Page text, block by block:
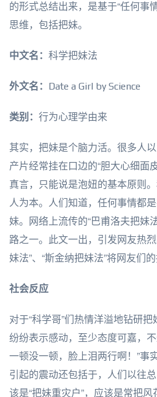
的形式总结出来，是基于“任何事
思维，包括把妹。
中文名： 科学把妹法
外文名： Date a Girl by Science
类别： 行为心理学由来
其实，把妹是个脑力活。很多人
产片经常挂在口边的“胆大心细面
真言，只能说是泡妞的基本原则
人为本。人们知道，任何事情都
妹。网络上流传的“巴甫洛夫把妹
路之一。此文一出，引发网友热
妹法”、“斯金纳把妹法”将网友们
社会反应
对于“科学哥”们热情洋溢地钻研把
纷纷表示感动，至少态度可嘉，
一顿没一顿，脸上泪两行啊！”事
引起的震动还包括于，人们以往
该是“把妹重灾户”，应该是常把